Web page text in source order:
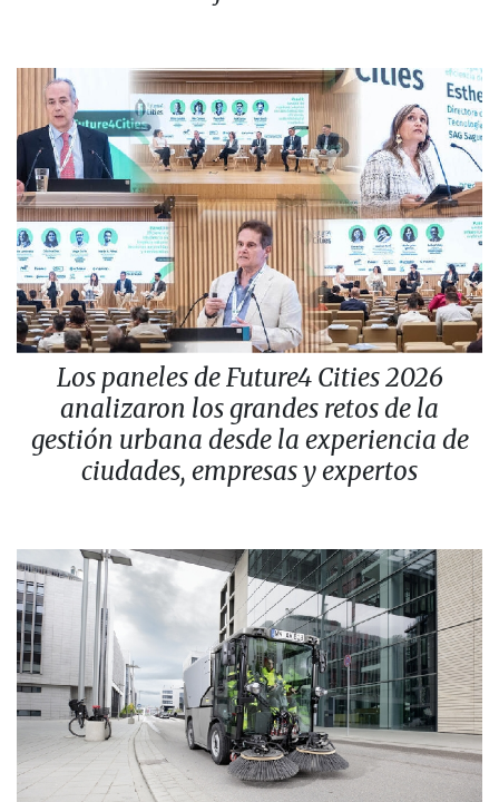
Los paneles de Future4 Cities 2026
analizaron los grandes retos de la
gestión urbana desde la experiencia de
ciudades, empresas y expertos